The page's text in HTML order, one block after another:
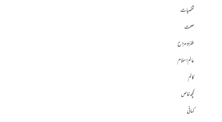
شخصیات
صحت
طنز و مزاح
عالم اسلام
کالم
کچھ خاص
کہانی